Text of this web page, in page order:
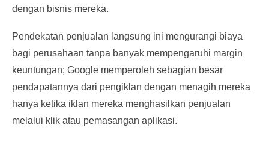
dengan bisnis mereka.
Pendekatan penjualan langsung ini mengurangi biaya
bagi perusahaan tanpa banyak mempengaruhi margin
keuntungan; Google memperoleh sebagian besar
pendapatannya dari pengiklan dengan menagih mereka
hanya ketika iklan mereka menghasilkan penjualan
melalui klik atau pemasangan aplikasi.